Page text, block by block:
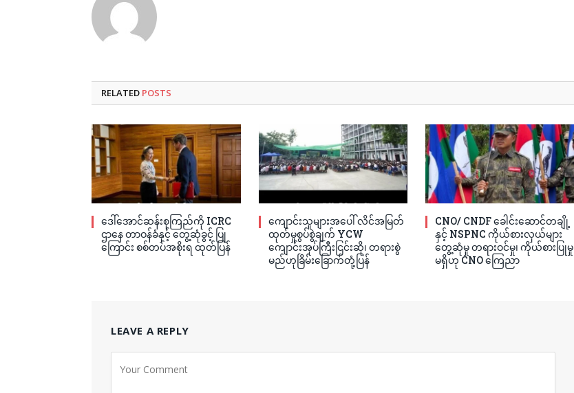
RELATED POSTS
ဒေါ်အောင်ဆန်းစုကြည်ကို ICRC
ဌာနေ တာဝန်ခံနှင့် တွေ့ဆုံခွင့် ပြု
ကြောင်း စစ်တပ်အစိုးရ ထုတ်ပြန်
ကျောင်းသူများအပေါ် လိင်အမြတ်
ထုတ်မှုစွပ်စွဲချက် YCW
ကျောင်းအုပ်ကြီးငြင်းဆို၊ တရားစွဲ
မည်ဟုခြိမ်းခြောက်တုံ့ပြန်
CNO/ CNDF ခေါင်းဆောင်တချို့
နှင့် NSPNC ကိုယ်စားလှယ်များ
တွေ့ဆုံမှု တရားဝင်မှု၊ ကိုယ်စားပြုမှု
မရှိဟု CNO ကြေညာ
LEAVE A REPLY